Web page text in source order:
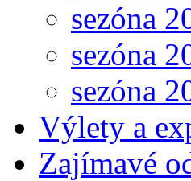
sezóna
sezóna
sezóna
Výlety a
Zajímavé